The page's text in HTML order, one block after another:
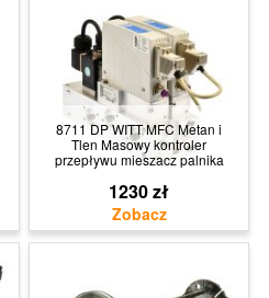
8711 DP WITT MFC Metan i
Tlen Masowy kontroler
przepływu mieszacz palnika
1230 zł